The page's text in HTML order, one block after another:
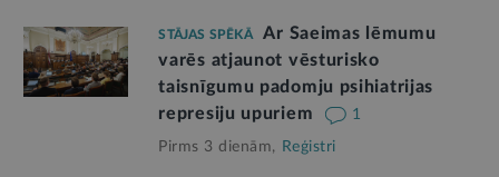
STĀJAS SPĒKĀ
Ar Saeimas lēmumu
varēs atjaunot vēsturisko
taisnīgumu padomju psihiatrijas
represiju upuriem
1
Pirms 3 dienām, Reģistri